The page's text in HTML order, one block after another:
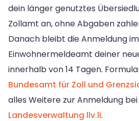
dein länger genutztes
Zollamt an, ohne Abgaben
Danach bleibt die Anmeldung im
Einwohnermeldeamt deiner
innerhalb von 14 Tagen.
Bundesamt für Zoll und
alles Weitere zur Anmeldung
Landesverwaltung llv.li.